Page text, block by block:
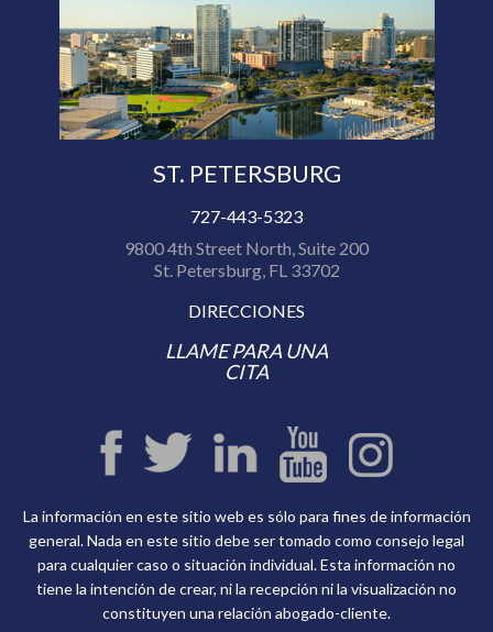
ST. PETERSBURG
727-443-5323
9800 4th Street North, Suite 200
St. Petersburg, FL 33702
DIRECCIONES
LLAME PARA UNA
CITA
La información en este sitio web es sólo para fines de información
general. Nada en este sitio debe ser tomado como consejo legal
para cualquier caso o situación individual. Esta información no
tiene la intención de crear, ni la recepción ni la visualización no
constituyen una relación abogado-cliente.